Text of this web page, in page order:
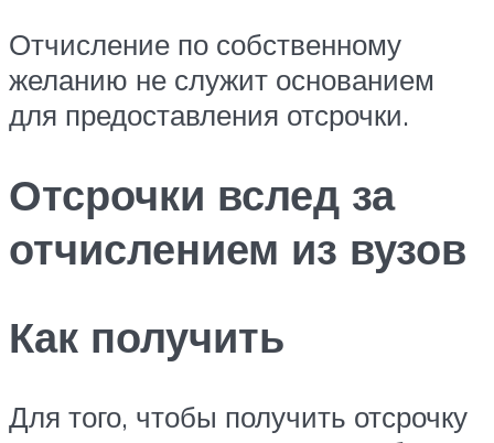
Отчисление по собственному
желанию не служит основанием
для предоставления отсрочки.
Отсрочки вслед за
отчислением из вузов
Как получить
Для того, чтобы получить отсрочку